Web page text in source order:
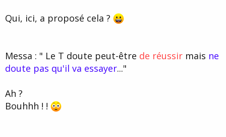
Qui, ici, a proposé cela ?
Messa : " Le T doute peut-être de réussir mais ne
doute pas qu'il va essayer..."
Ah ?
Bouhhh ! !